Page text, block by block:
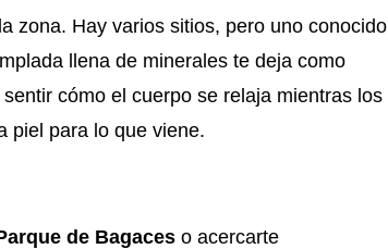
zona. Hay varios sitios, pero uno conocido
llena de minerales te deja como
cómo el cuerpo se relaja mientras los
piel para lo que viene.
de Bagaces o acercarte